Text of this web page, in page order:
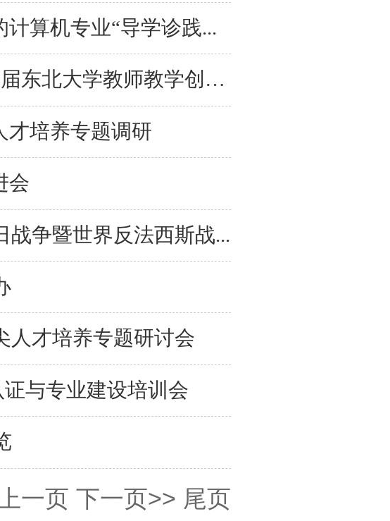
算机专业“导学诊践...
精准赋能备赛路，创新教学启新程 —— 第六届东北大学教师教学创新...
才培养专题调研
会
战争暨世界反法西斯战...
人才培养专题研讨会
与专业建设培训会
一页 下一页>> 尾页